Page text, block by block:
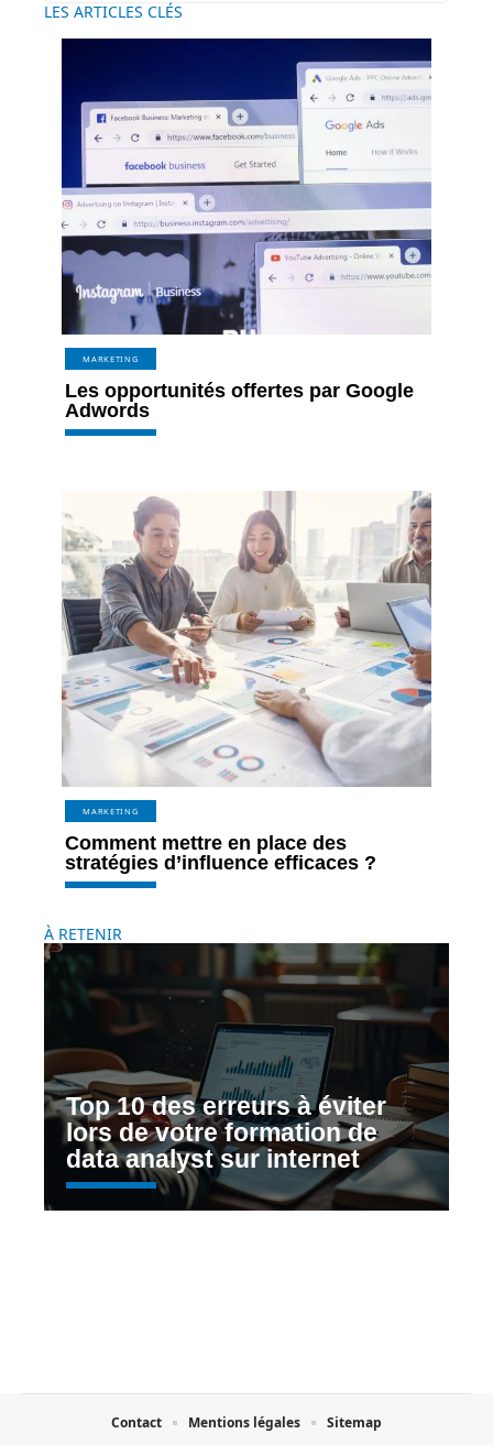
LES ARTICLES CLÉS
MARKETING
Les opportunités offertes par Google
Adwords
MARKETING
Comment mettre en place des
stratégies d’influence efficaces ?
À RETENIR
Top 10 des erreurs à éviter
lors de votre formation de
data analyst sur internet
Contact Mentions légales Sitemap